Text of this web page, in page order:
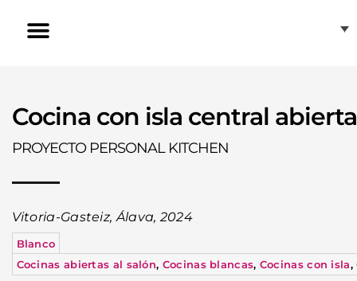
Cocina con isla central
PROYECTO PERSONAL KITCHEN
Vitoria-Gasteiz, Álava, 2024
Blanco
Cocinas abiertas al salón, Cocinas blancas, Cocinas con isla,